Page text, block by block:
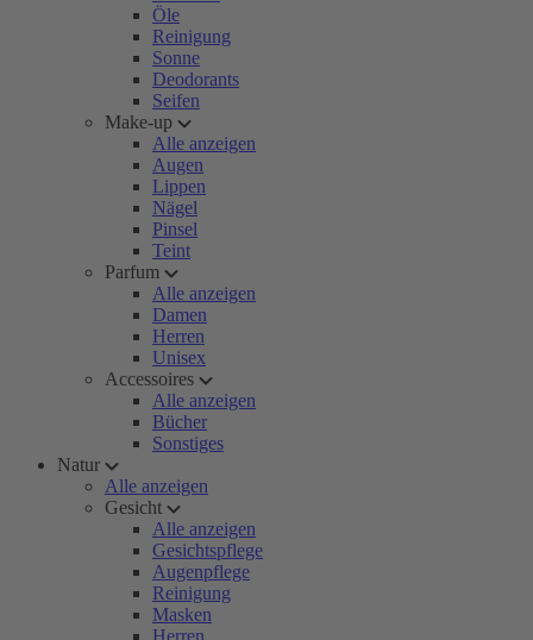
Öle
Reinigung
Sonne
Deodorants
Seifen
Make-up
Alle anzeigen
Augen
Lippen
Nägel
Pinsel
Teint
Parfum
Alle anzeigen
Damen
Herren
Unisex
Accessoires
Alle anzeigen
Bücher
Sonstiges
Natur
Alle anzeigen
Gesicht
Alle anzeigen
Gesichtspflege
Augenpflege
Reinigung
Masken
Herren